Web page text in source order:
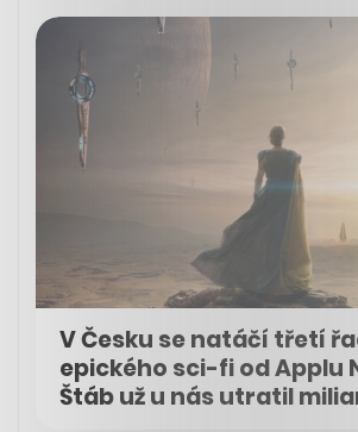
V Česku se natáčí třetí
epického sci-fi od Applu
Štáb už u nás utratil